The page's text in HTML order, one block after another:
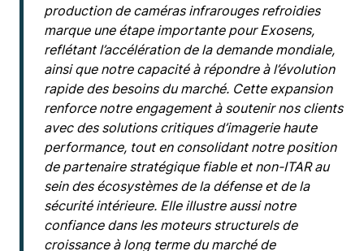
production de caméras infrarouges refroidies
marque une étape importante pour Exosens,
reflétant l’accélération de la demande mondiale,
ainsi que notre capacité à répondre à l’évolution
rapide des besoins du marché. Cette expansion
renforce notre engagement à soutenir nos clients
avec des solutions critiques d’imagerie haute
performance, tout en consolidant notre position
de partenaire stratégique fiable et non-ITAR au
sein des écosystèmes de la défense et de la
sécurité intérieure. Elle illustre aussi notre
confiance dans les moteurs structurels de
croissance à long terme du marché de